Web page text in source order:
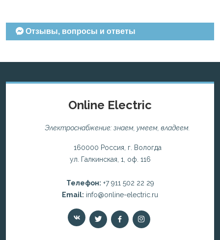
Отзывы, вопросы и ответы
Online Electric
Электроснабжение: знаем, умеем, владеем.
160000 Россия, г. Вологда
ул. Галкинская, 1, оф. 116
Телефон: +7 911 502 22 29
Email: info@online-electric.ru